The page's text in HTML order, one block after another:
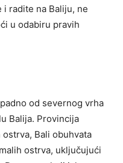
i radite na Baliju, ne
u odabiru pravih
od severnog vrha
Balija. Provincija
Bali obuhvata
ostrva, uključujući